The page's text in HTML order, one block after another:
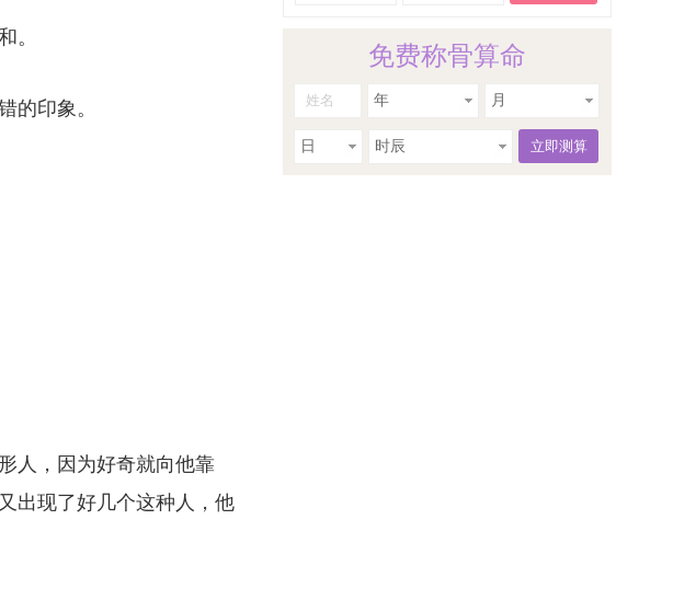
。
的印象。
人，因为好奇就向他靠
出现了好几个这种人，他
免费称骨算命
年 月
日 时辰